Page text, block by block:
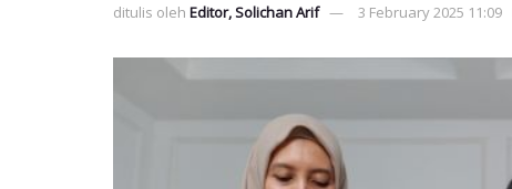
ditulis oleh Editor, Solichan Arif 3 February 2025 11:09